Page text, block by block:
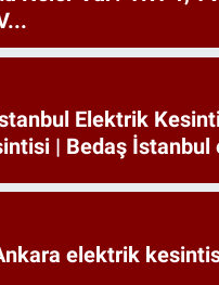
Elektrik
| Bedaş
elektrik